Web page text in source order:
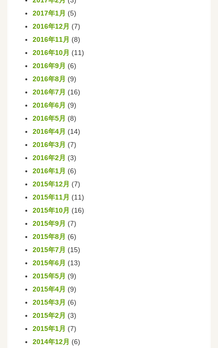
2017年1月 (5)
2016年12月 (7)
2016年11月 (8)
2016年10月 (11)
2016年9月 (6)
2016年8月 (9)
2016年7月 (16)
2016年6月 (9)
2016年5月 (8)
2016年4月 (14)
2016年3月 (7)
2016年2月 (3)
2016年1月 (6)
2015年12月 (7)
2015年11月 (11)
2015年10月 (16)
2015年9月 (7)
2015年8月 (6)
2015年7月 (15)
2015年6月 (13)
2015年5月 (9)
2015年4月 (9)
2015年3月 (6)
2015年2月 (3)
2015年1月 (7)
2014年12月 (6)